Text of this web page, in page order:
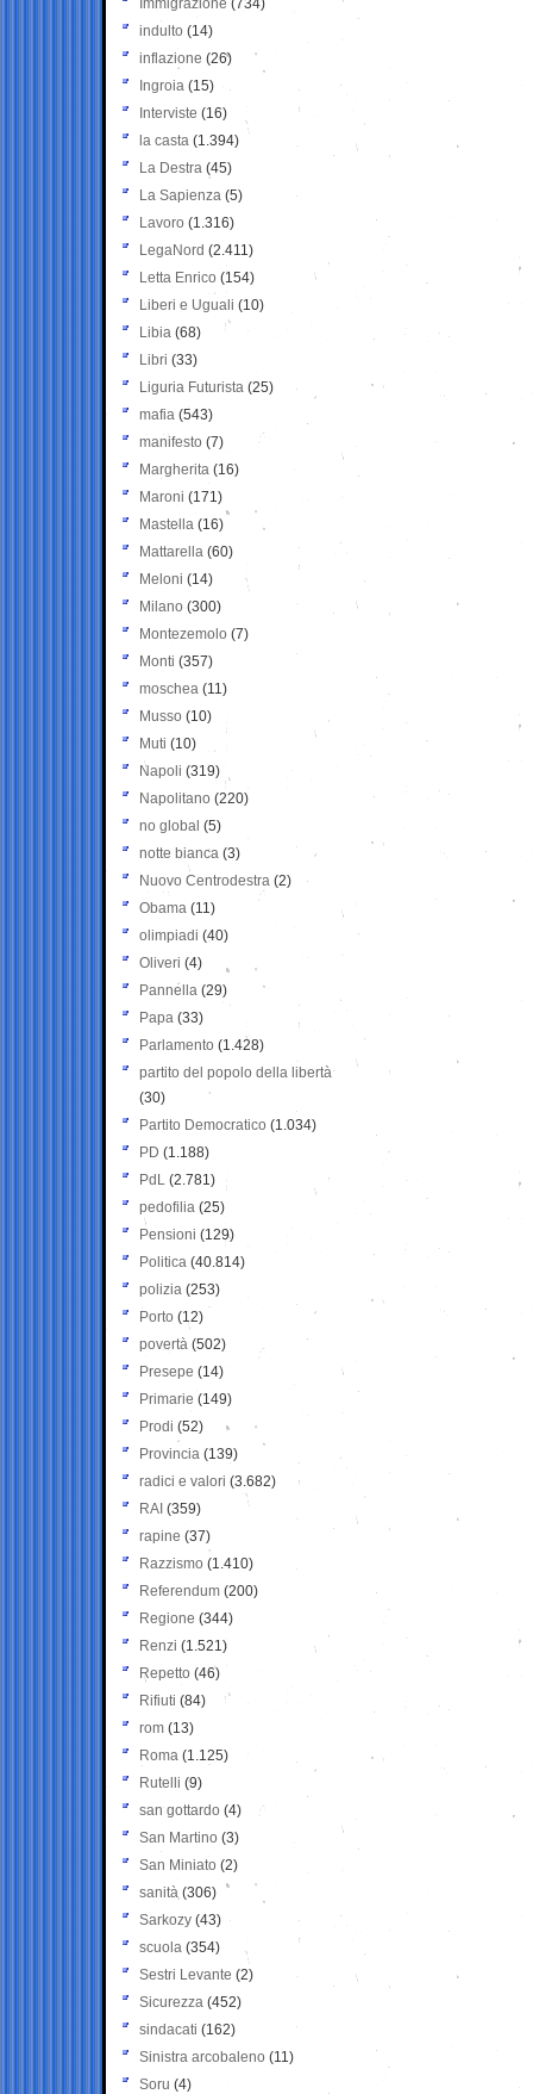
Immigrazione (734)
indulto (14)
inflazione (26)
Ingroia (15)
Interviste (16)
la casta (1.394)
La Destra (45)
La Sapienza (5)
Lavoro (1.316)
LegaNord (2.411)
Letta Enrico (154)
Liberi e Uguali (10)
Libia (68)
Libri (33)
Liguria Futurista (25)
mafia (543)
manifesto (7)
Margherita (16)
Maroni (171)
Mastella (16)
Mattarella (60)
Meloni (14)
Milano (300)
Montezemolo (7)
Monti (357)
moschea (11)
Musso (10)
Muti (10)
Napoli (319)
Napolitano (220)
no global (5)
notte bianca (3)
Nuovo Centrodestra (2)
Obama (11)
olimpiadi (40)
Oliveri (4)
Pannella (29)
Papa (33)
Parlamento (1.428)
partito del popolo della libertà
(30)
Partito Democratico (1.034)
PD (1.188)
PdL (2.781)
pedofilia (25)
Pensioni (129)
Politica (40.814)
polizia (253)
Porto (12)
povertà (502)
Presepe (14)
Primarie (149)
Prodi (52)
Provincia (139)
radici e valori (3.682)
RAI (359)
rapine (37)
Razzismo (1.410)
Referendum (200)
Regione (344)
Renzi (1.521)
Repetto (46)
Rifiuti (84)
rom (13)
Roma (1.125)
Rutelli (9)
san gottardo (4)
San Martino (3)
San Miniato (2)
sanità (306)
Sarkozy (43)
scuola (354)
Sestri Levante (2)
Sicurezza (452)
sindacati (162)
Sinistra arcobaleno (11)
Soru (4)